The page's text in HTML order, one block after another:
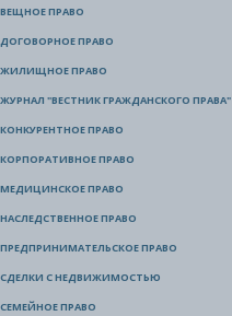
ВЕЩНОЕ ПРАВО
ДОГОВОРНОЕ ПРАВО
ЖИЛИЩНОЕ ПРАВО
ЖУРНАЛ "ВЕСТНИК ГРАЖДАНСКОГО ПРАВА"
КОНКУРЕНТНОЕ ПРАВО
КОРПОРАТИВНОЕ ПРАВО
МЕДИЦИНСКОЕ ПРАВО
НАСЛЕДСТВЕННОЕ ПРАВО
ПРЕДПРИНИМАТЕЛЬСКОЕ ПРАВО
СДЕЛКИ С НЕДВИЖИМОСТЬЮ
СЕМЕЙНОЕ ПРАВО